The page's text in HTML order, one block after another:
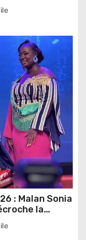
: Malan Sonia
la